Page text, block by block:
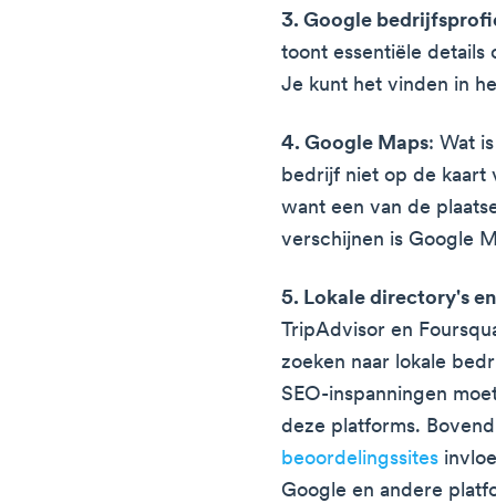
3. Google
toont essentiële details
Je kunt het vinden in
4. Google Maps: Wat
bedrijf niet op de kaart
want een van de
verschijnen is Google
5. Lokale directory's
TripAdvisor en
zoeken naar lokale
SEO-inspanningen
deze platforms.
beoordelingssites
Google en andere